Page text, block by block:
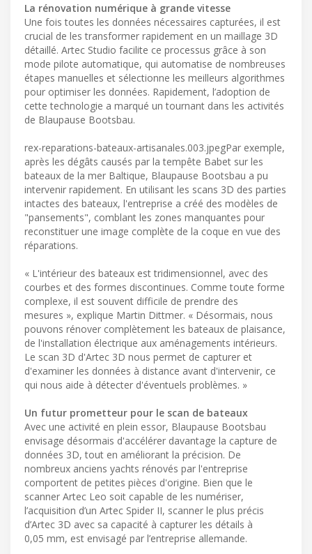
La rénovation numérique à grande vitesse
Une fois toutes les données nécessaires capturées, il est
crucial de les transformer rapidement en un maillage 3D
détaillé. Artec Studio facilite ce processus grâce à son
mode pilote automatique, qui automatise de nombreuses
étapes manuelles et sélectionne les meilleurs algorithmes
pour optimiser les données. Rapidement, l’adoption de
cette technologie a marqué un tournant dans les activités
de Blaupause Bootsbau.
rex-reparations-bateaux-artisanales.003.jpegPar exemple,
après les dégâts causés par la tempête Babet sur les
bateaux de la mer Baltique, Blaupause Bootsbau a pu
intervenir rapidement. En utilisant les scans 3D des parties
intactes des bateaux, l'entreprise a créé des modèles de
"pansements", comblant les zones manquantes pour
reconstituer une image complète de la coque en vue des
réparations.
« L'intérieur des bateaux est tridimensionnel, avec des
courbes et des formes discontinues. Comme toute forme
complexe, il est souvent difficile de prendre des
mesures », explique Martin Dittmer. « Désormais, nous
pouvons rénover complètement les bateaux de plaisance,
de l'installation électrique aux aménagements intérieurs.
Le scan 3D d'Artec 3D nous permet de capturer et
d'examiner les données à distance avant d'intervenir, ce
qui nous aide à détecter d'éventuels problèmes. »
Un futur prometteur pour le scan de bateaux
Avec une activité en plein essor, Blaupause Bootsbau
envisage désormais d'accélérer davantage la capture de
données 3D, tout en améliorant la précision. De
nombreux anciens yachts rénovés par l'entreprise
comportent de petites pièces d'origine. Bien que le
scanner Artec Leo soit capable de les numériser,
l’acquisition d’un Artec Spider II, scanner le plus précis
d’Artec 3D avec sa capacité à capturer les détails à
0,05 mm, est envisagé par l’entreprise allemande.